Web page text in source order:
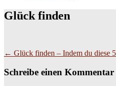
Glück finden
Beitragsnavigation
← Glück finden – Indem du diese
Schreibe einen Kommentar